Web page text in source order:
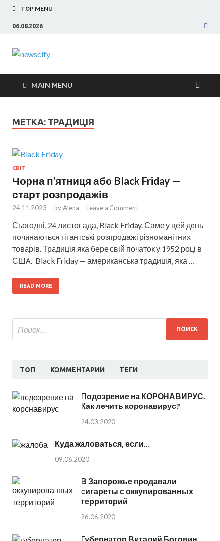
TOP MENU
06.08.2026
NewsCity —
свежие новости
Запорожья
сегодня
сегодня. События Запорожья, коррупция,
политика, дтп, новости спорта
MAIN MENU
МЕТКА: ТРАДИЦІЯ
СВІТ
Чорна п’ятниця або Black Friday —
старт розпродажів
24.11.2023 - byAlena - Leave a Comment
Сьогодні, 24 листопада, Black Friday. Саме у цей день
починаються гігантські розпродажі різноманітних
товарів. Традиція яка бере свій початок у 1952 році в
США. Black Friday — американська традиція, яка …
READ MORE
ТОП КОММЕНТАРИИ ТЕГИ
Подозрение на КОРОНАВИРУС.
Как лечить коронавирус?
24.03.2020
Куда жаловаться, если…
09.06.2020
В Запорожье продавали
сигареты с оккупированных
территорий
26.06.2020
Губернатор Виталий Боговин